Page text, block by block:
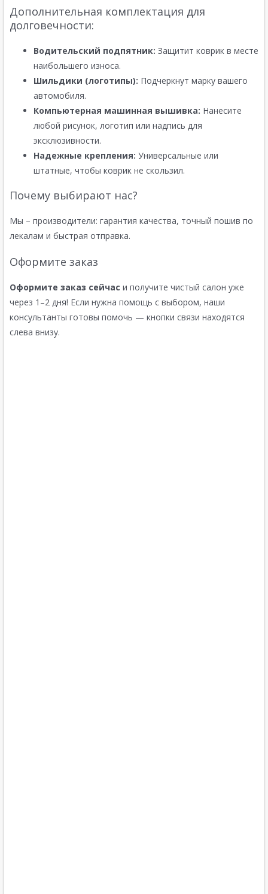
Дополнительная комплектация для
долговечности:
Водительский подпятник: Защитит коврик в месте
наибольшего износа.
Шильдики (логотипы): Подчеркнут марку вашего
автомобиля.
Компьютерная машинная вышивка: Нанесите
любой рисунок, логотип или надпись для
эксклюзивности.
Надежные крепления: Универсальные или
штатные, чтобы коврик не скользил.
Почему выбирают нас?
Мы – производители: гарантия качества, точный пошив по
лекалам и быстрая отправка.
Оформите заказ
Оформите заказ сейчас и получите чистый салон уже
через 1–2 дня! Если нужна помощь с выбором, наши
консультанты готовы помочь — кнопки связи находятся
слева внизу.